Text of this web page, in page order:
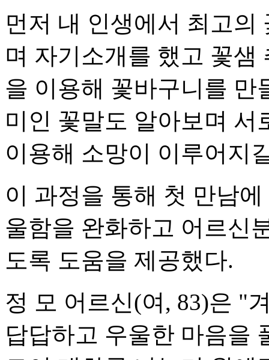
먼저 내 인생에서 최고의
며 자기소개를 했고 꽃샘
을 이용해 꽃바구니를 만
미인 꽃말도 알아보며
이용해 소망이 이루어지
이 과정을 통해 첫 만남
울함을 완화하고 어르신
도록 도움을 제공했다.
정 모 어르신(여, 83)은 "
답답하고 우울한 마음을